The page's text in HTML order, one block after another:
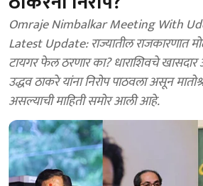
Omraje Nimbalkar Meeting With
Latest Update: राज्यातील राजकारणात
टायगर फेल ठरणार का? धाराशिवचे
उद्धव ठाकरे यांना निरोप पाठवला असून
असल्याची माहिती समोर आली आहे.